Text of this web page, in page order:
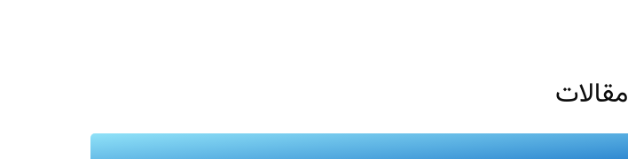
مقالات